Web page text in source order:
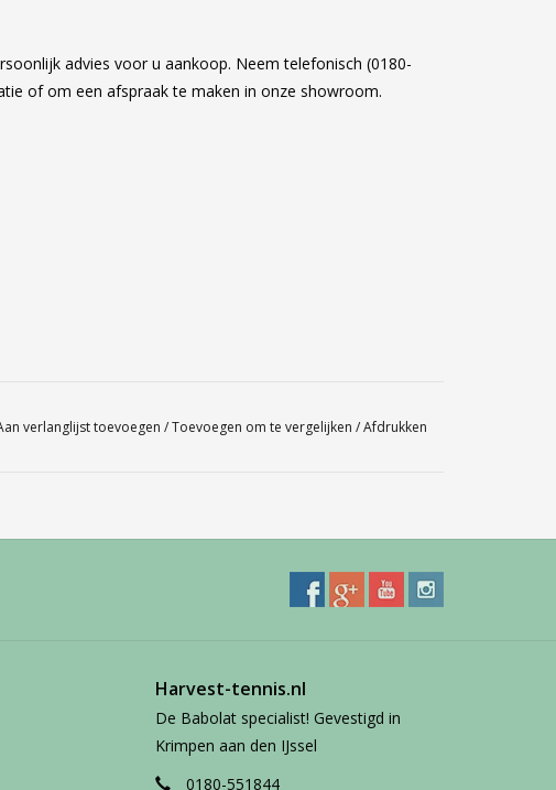
advies voor u aankoop. Neem telefonisch (0180-
of om een afspraak te maken in onze showroom.
verlanglijst toevoegen /Toevoegen om te vergelijken /Afdrukken
Harvest-tennis.nl
De Babolat specialist! Gevestigd in
Krimpen aan den IJssel
0180-551844